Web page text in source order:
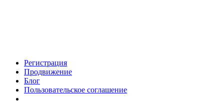
Регистрация
Продвижение
Блог
Пользовательское соглашение